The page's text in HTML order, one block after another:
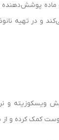
و در تهیه
ویسکوزیته و
کمک کرده و